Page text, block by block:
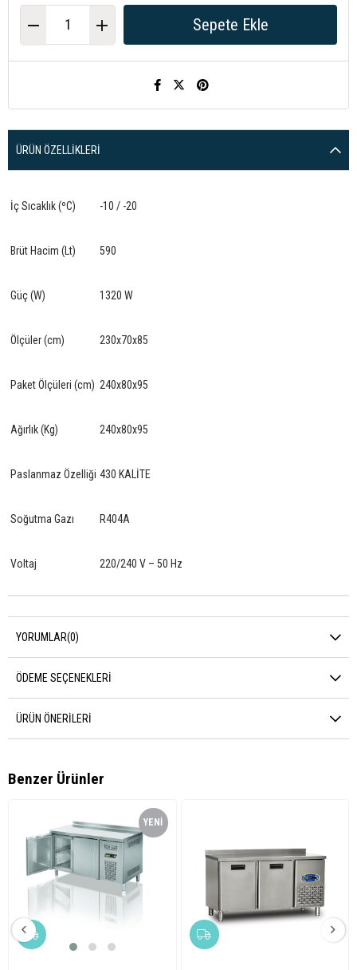
ÜRÜN ÖZELLIKLERI
İç Sıcaklık (ºC) -10 / -20
Brüt Hacim (Lt) 590
Güç (W) 1320 W
Ölçüler (cm) 230x70x85
Paket Ölçüleri (cm) 240x80x95
Ağırlık (Kg) 240x80x95
Paslanmaz Özelliği 430 KALİTE
Soğutma Gazı R404A
Voltaj 220/240 V – 50 Hz
YORUMLAR(0)
ÖDEME SEÇENEKLERI
ÜRÜN ÖNERILERI
Benzer Ürünler
YENI